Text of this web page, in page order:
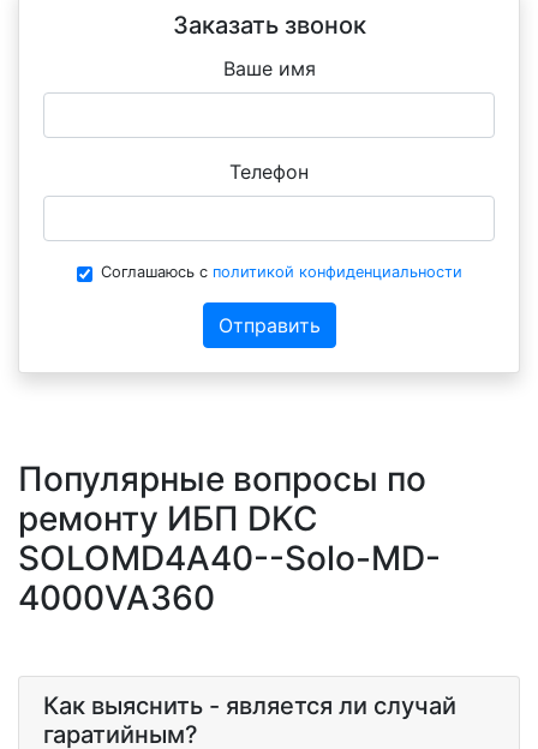
Заказать звонок
Ваше имя
Телефон
Соглашаюсь с политикой конфиденциальности
Отправить
Популярные вопросы по
ремонту ИБП DKC
SOLOMD4A40--Solo-MD-
4000VA360
Как выяснить - является ли случай
гаратийным?